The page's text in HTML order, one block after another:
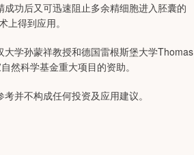
功后又可迅速阻止多余精细胞进入胚囊的
得到应用。
学孙蒙祥教授和德国雷根斯堡大学Thomas
然科学基金重大项目的资助。
并不构成任何投资及应用建议。